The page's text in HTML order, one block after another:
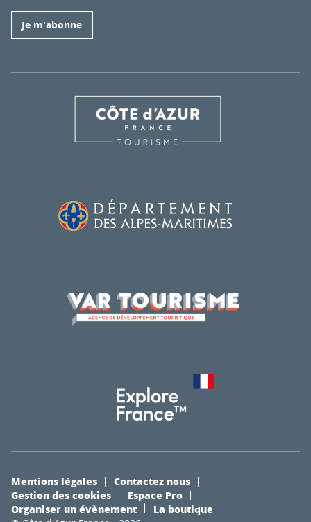
Je m'abonne
Mentions légales
Contactez nous
Gestion des cookies
Espace Pro
Organiser un évènement
La boutique